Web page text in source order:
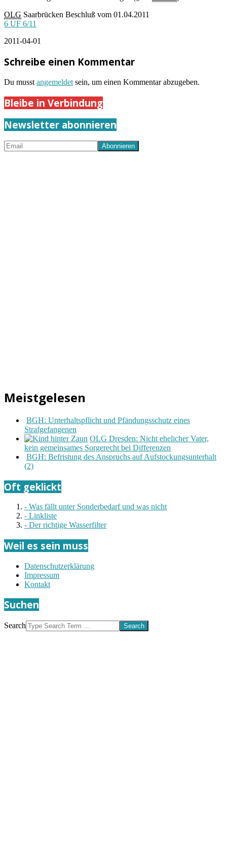
OLG Saarbrücken Beschluß vom 01.04.2011
6 UF 6/11
2011-04-01
Schreibe einen Kommentar
Du musst angemeldet sein, um einen Kommentar abzugeben.
Bleibe in Verbindung
Newsletter abonnieren
Meistgelesen
BGH: Unterhaltspflicht und Pfändungsschutz eines
Strafgefangenen
OLG Dresden: Nicht ehelicher Vater,
kein gemeinsames Sorgerecht bei Differenzen
BGH: Befristung des Anspruchs auf Aufstockungsunterhalt
(2)
Oft geklickt
- Was fällt unter Sonderbedarf und was nicht
- Linkliste
- Der richtige Wasserfilter
Weil es sein muss
Datenschutzerklärung
Impressum
Kontakt
Suchen
Search